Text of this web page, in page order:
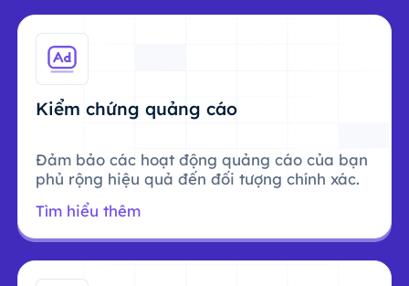
Kiểm chứng quảng cáo
Đảm bảo các hoạt động quảng cáo của bạn
phủ rộng hiệu quả đến đối tượng chính xác.
Tìm hiểu thêm